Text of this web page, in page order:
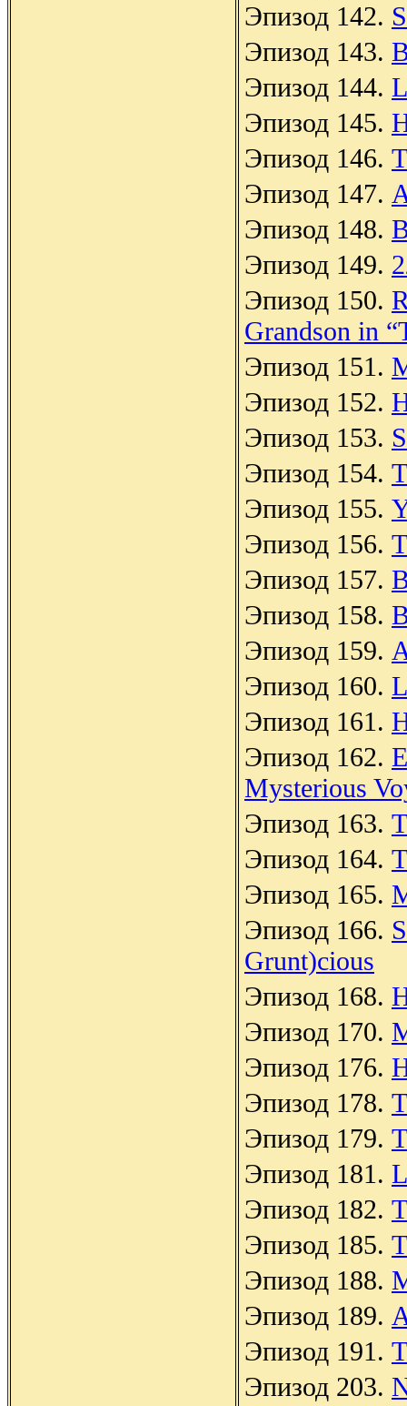
Эпизод 142.
Эпизод 143.
Эпизод 144.
Эпизод 145.
Эпизод 146.
Эпизод 147.
Эпизод 148.
Эпизод 149.
Эпизод 150.
Grandson in
Эпизод 151.
Эпизод 152.
Эпизод 153.
Эпизод 154.
Эпизод 155.
Эпизод 156.
Эпизод 157.
Эпизод 158.
Эпизод 159.
Эпизод 160.
Эпизод 161.
Эпизод 162.
Mysterious
Эпизод 163.
Эпизод 164.
Эпизод 165.
Эпизод 166.
Grunt)cious
Эпизод 168.
Эпизод 170.
Эпизод 176.
Эпизод 178.
Эпизод 179.
Эпизод 181.
Эпизод 182.
Эпизод 185.
Эпизод 188.
Эпизод 189.
Эпизод 191.
Эпизод 203.